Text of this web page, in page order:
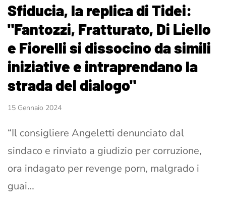
Sfiducia, la replica di Tidei:
"Fantozzi, Fratturato, Di Liello
e Fiorelli si dissocino da simili
iniziative e intraprendano la
strada del dialogo"
15 Gennaio 2024
“Il consigliere Angeletti denunciato dal
sindaco e rinviato a giudizio per corruzione,
ora indagato per revenge porn, malgrado i
guai…